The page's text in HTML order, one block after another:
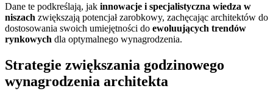
Dane te podkreślają, jak innowacje i specjalistyczna wiedza w
niszach zwiększają potencjał zarobkowy, zachęcając architektów do
dostosowania swoich umiejętności do ewoluujących trendów
rynkowych dla optymalnego wynagrodzenia.
Strategie zwiększania godzinowego
wynagrodzenia architekta